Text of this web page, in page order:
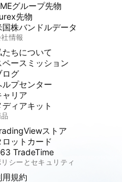
グループ先物
先物
国株バンドルデータ
情報
たちについて
ペースミッション
ログ
ルプセンター
ャリア
ディアキット
ストア
ロットカード
TradeTime
シーとセキュリティ
用規約